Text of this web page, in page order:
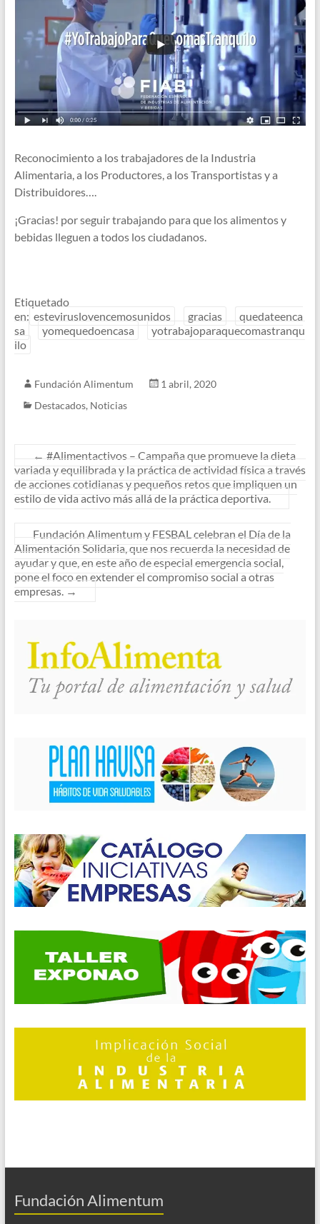
Reconocimiento a los trabajadores de la Industria
Alimentaria, a los Productores, a los Transportistas y a
Distribuidores….
¡Gracias! por seguir trabajando para que los alimentos y
bebidas lleguen a todos los ciudadanos.
Etiquetado
en: esteviruslovencemosunidos gracias
quedateenca
sa
yomequedoencasa
yotrabajoparaquecomastranqu
ilo
Fundación Alimentum
1 abril, 2020
Destacados, Noticias
← #Alimentactivos – Campaña que promueve la dieta
variada y equilibrada y la práctica de actividad física a través
de acciones cotidianas y pequeños retos que impliquen un
estilo de vida activo más allá de la práctica deportiva.
Fundación Alimentum y FESBAL celebran el Día de la
Alimentación Solidaria, que nos recuerda la necesidad de
ayudar y que, en este año de especial emergencia social,
pone el foco en extender el compromiso social a otras
empresas. →
Fundación Alimentum